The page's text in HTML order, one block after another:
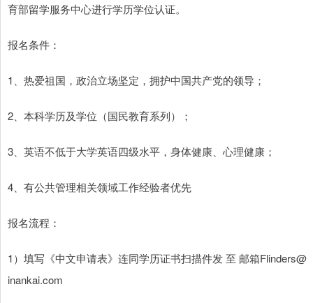
育部留学服务中心进行学历学位认证。
报名条件：
1、热爱祖国，政治立场坚定，拥护中国共产党的领导；
2、本科学历及学位（国民教育系列）；
3、英语不低于大学英语四级水平，身体健康、心理健康；
4、有公共管理相关领域工作经验者优先
报名流程：
1）填写《中文申请表》连同学历证书扫描件发 至 邮箱Flinders@
inankai.com